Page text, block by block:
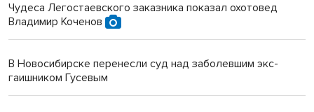
Чудеса Легостаевского заказника показал охотовед
Владимир Коченов
В Новосибирске перенесли суд над заболевшим экс-
гаишником Гусевым